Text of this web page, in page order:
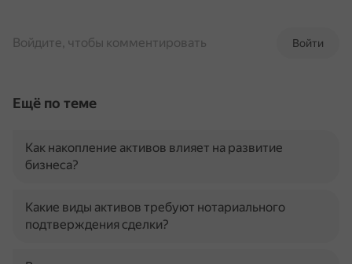
Войти
Войдите, чтобы комментировать
Ещё по теме
Как накопление активов влияет на развитие
бизнеса?
Какие виды активов требуют нотариального
подтверждения сделки?